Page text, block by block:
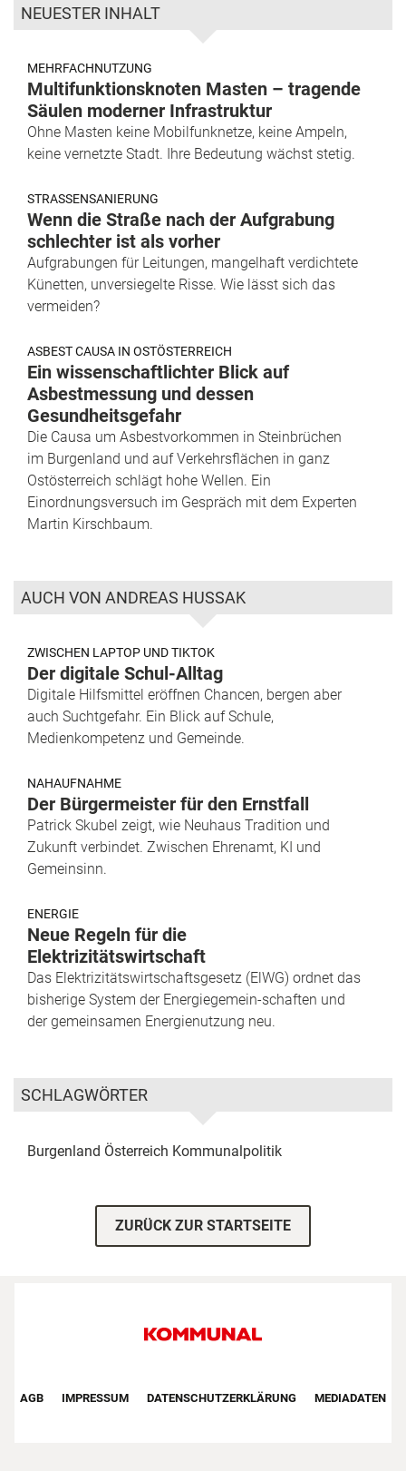
NEUESTER INHALT
MEHRFACHNUTZUNG
Multifunktionsknoten Masten – tragende
Säulen moderner Infrastruktur
Ohne Masten keine Mobilfunknetze, keine Ampeln,
keine vernetzte Stadt. Ihre Bedeutung wächst stetig.
STRASSENSANIERUNG
Wenn die Straße nach der Aufgrabung
schlechter ist als vorher
Aufgrabungen für Leitungen, mangelhaft verdichtete
Künetten, unversiegelte Risse. Wie lässt sich das
vermeiden?
ASBEST CAUSA IN OSTÖSTERREICH
Ein wissenschaftlichter Blick auf
Asbestmessung und dessen
Gesundheitsgefahr
Die Causa um Asbestvorkommen in Steinbrüchen
im Burgenland und auf Verkehrsflächen in ganz
Ostösterreich schlägt hohe Wellen. Ein
Einordnungsversuch im Gespräch mit dem Experten
Martin Kirschbaum.
AUCH VON ANDREAS HUSSAK
ZWISCHEN LAPTOP UND TIKTOK
Der digitale Schul-Alltag
Digitale Hilfsmittel eröffnen Chancen, bergen aber
auch Suchtgefahr. Ein Blick auf Schule,
Medienkompetenz und Gemeinde.
NAHAUFNAHME
Der Bürgermeister für den Ernstfall
Patrick Skubel zeigt, wie Neuhaus Tradition und
Zukunft verbindet. Zwischen Ehrenamt, KI und
Gemeinsinn.
ENERGIE
Neue Regeln für die
Elektrizitätswirtschaft
Das Elektrizitätswirtschaftsgesetz (ElWG) ordnet das
bisherige System der Energiegemein-schaften und
der gemeinsamen Energienutzung neu.
SCHLAGWÖRTER
Burgenland Österreich Kommunalpolitik
ZURÜCK ZUR STARTSEITE
Footer First Navigation
AGB IMPRESSUM DATENSCHUTZERKLÄRUNG MEDIADATEN